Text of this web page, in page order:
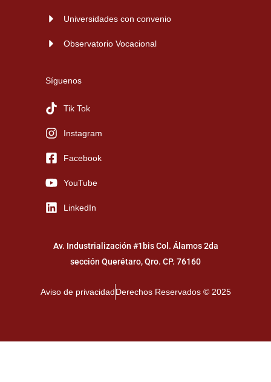
Universidades con convenio
Observatorio Vocacional
Síguenos
Tik Tok
Instagram
Facebook
YouTube
LinkedIn
Av. Industrialización #1bis Col. Álamos 2da
sección Querétaro, Qro. CP. 76160
Aviso de privacidadDerechos Reservados © 2025